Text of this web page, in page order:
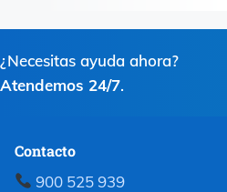
¿Necesitas ayuda ahora?
Atendemos 24/7.
Contacto
900 525 939